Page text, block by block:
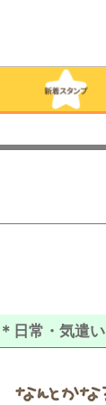
日常・気遣